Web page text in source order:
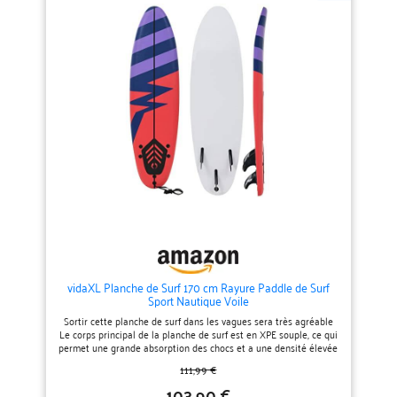
ailettes de propulseur en
plastique robuste donne au rider
beaucoup de contrôle sur la
vague ; une laisse à la cheville de
haute qualité est incluse pour
vous connecter à la planche afin
que vous ne la perdiez pas après
un essuyage. 【Fond lisse :】 le
fond lisse vous assure une glisse
en douceur sur l'eau. Facile à
utiliser : un ensemble de trois
ailettes de propulseur en
plastique robuste donne au rider
beaucoup de contrôle sur la
vague ; une laisse à la cheville de
propulseur en plastique robuste
donne au surfeur beaucoup de
contrôle sur la vague ; une laisse
de cheville de haute qualité est
incluse pour vous connecter à la
planche de sorte que vous ne la
perdiez pas après une chute
complet, vous êtes prêt à glisser
sur les vagues . Couleur :
bleu;Matériau : planche en XPE +
fond en PP + noyau en mousse
EPS;Dimensions : 170 x 46,8 x 8
cm (L x l x É)
vidaXL Planche de Surf 170 cm Rayure Paddle de Surf
Sport Nautique Voile
Sortir cette planche de surf dans les vagues sera très agréable
Le corps principal de la planche de surf est en XPE souple, ce qui
permet une grande absorption des chocs et a une densité élevée
qui offre une bonne flottabilité pour les débutants Le noyau léger
en mousse EPS ajoute à la rigidité et à la résistance de
l'ensemble de la planche de surf.Le fond lisse vous assure une
111,99 €